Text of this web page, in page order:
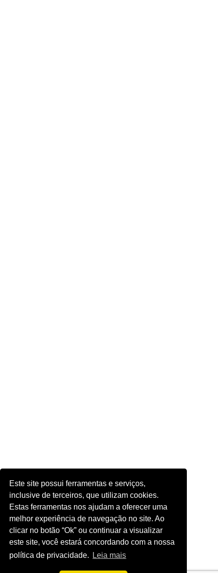
Este site possui ferramentas e serviços,
inclusive de terceiros, que utilizam cookies.
Estas ferramentas nos ajudam a oferecer uma
melhor experiência de navegação no site. Ao
clicar no botão “Ok” ou continuar a visualizar
este site, você estará concordando com a nossa
política de privacidade.
Leia mais